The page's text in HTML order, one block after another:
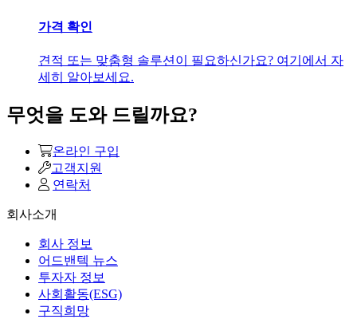
가격 확인
견적 또는 맞춤형 솔루션이 필요하신가요? 여기에서 자
세히 알아보세요.
무엇을 도와 드릴까요?
온라인 구입
고객지원
연락처
회사소개
회사 정보
어드밴텍 뉴스
투자자 정보
사회활동(ESG)
구직희망